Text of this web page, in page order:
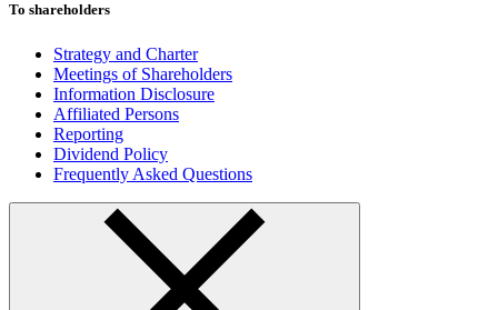
To shareholders
Strategy and Charter
Meetings of Shareholders
Information Disclosure
Affiliated Persons
Reporting
Dividend Policy
Frequently Asked Questions